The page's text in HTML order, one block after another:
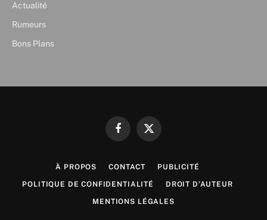
Actualité
Rumeurs
Bons Plans
FacebookX
À PROPOS CONTACT PUBLICITÉ
POLITIQUE DE CONFIDENTIALITÉ DROIT D’AUTEUR
MENTIONS LÉGALES